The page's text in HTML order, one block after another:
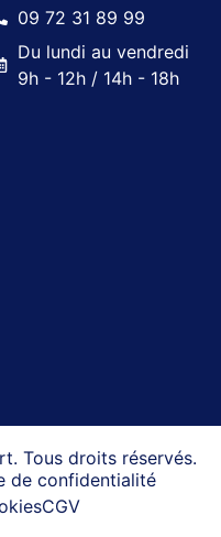
09 72 31 89 99
Du lundi au vendredi
9h - 12h / 14h - 18h
Tous droits réservés.
de confidentialité
CGV